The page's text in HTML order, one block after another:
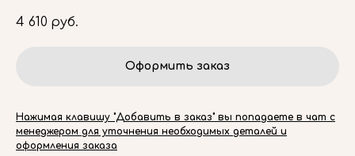
4 610 руб.
Оформить заказ
Нажимая клавишу "Добавить в заказ" вы попадаете в чат с
менеджером для уточнения необходимых деталей и
оформления заказа